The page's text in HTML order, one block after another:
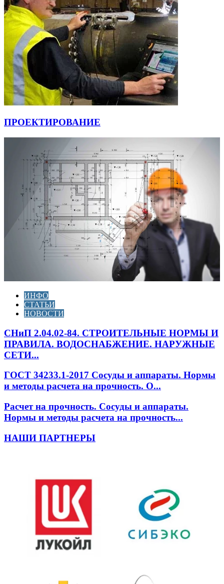
ПРОЕКТИРОВАНИЕ
ИНФО
СТАТЬИ
НОВОСТИ
СНиП 2.04.02-84. СТРОИТЕЛЬНЫЕ НОРМЫ И
ПРАВИЛА. ВОДОСНАБЖЕНИЕ. НАРУЖНЫЕ
СЕТИ...
ГОСТ 34233.1-2017 Сосуды и аппараты. Нормы
и методы расчета на прочность. О...
Расчет на прочность. Сосуды и аппараты.
Нормы и методы расчета на прочность...
НАШИ ПАРТНЕРЫ